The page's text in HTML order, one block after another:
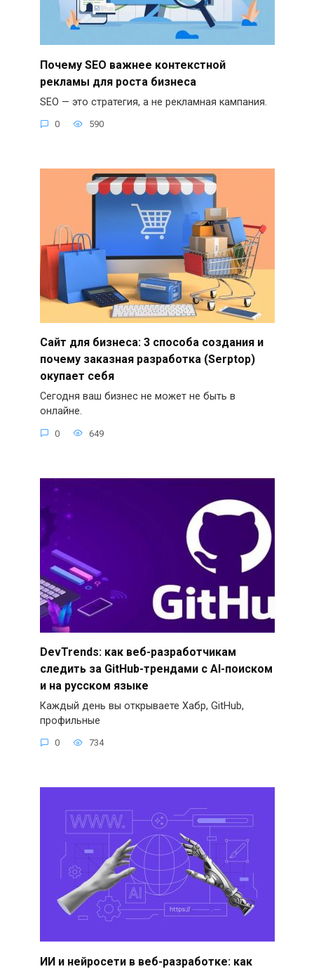
Почему SEO важнее контекстной
рекламы для роста бизнеса
SEO — это стратегия, а не рекламная кампания.
0 590
Сайт для бизнеса: 3 способа создания и
почему заказная разработка (Serptop)
окупает себя
Сегодня ваш бизнес не может не быть в
онлайне.
0 649
DevTrends: как веб-разработчикам
следить за GitHub-трендами с AI-поиском
и на русском языке
Каждый день вы открываете Хабр, GitHub,
профильные
0 734
ИИ и нейросети в веб-разработке: как